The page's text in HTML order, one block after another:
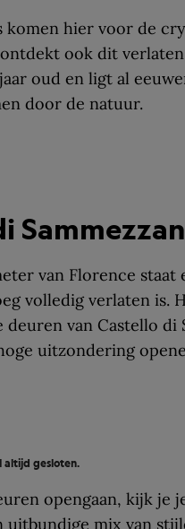
komen hier voor de
ook dit verlaten
oud en ligt al
door de natuur.
van Florence
volledig verlaten is.
van Castello di
uitzondering
altijd gesloten.
opengaan, kijk je
uitbundige mix van